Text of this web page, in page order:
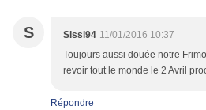
S Sissi94 11/01/2016 10:37
Toujours aussi douée notre
revoir tout le monde le 2 Avril
Répondre